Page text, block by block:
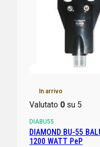
In arrivo
Valutato 0su 5
DIABU55
DIAMOND BU-55 BALUN 1:1 PER DIPOLI HF/50/70 MHz
1200 WATT PeP